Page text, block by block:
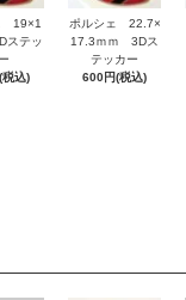
19×1
ステッ
込)
ポルシェ 22.7×
17.3ｍｍ 3Dス
テッカー
600円(税込)